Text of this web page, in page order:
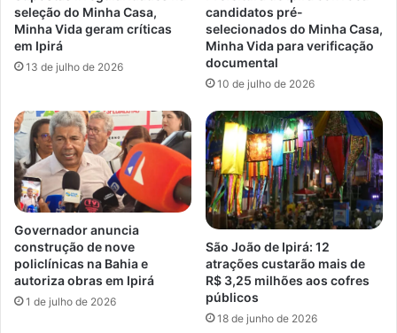
seleção do Minha Casa,
Minha Vida geram críticas
em Ipirá
13 de julho de 2026
candidatos pré-
selecionados do Minha Casa,
Minha Vida para verificação
documental
10 de julho de 2026
Governador anuncia
construção de nove
policlínicas na Bahia e
autoriza obras em Ipirá
1 de julho de 2026
São João de Ipirá: 12
atrações custarão mais de
R$ 3,25 milhões aos cofres
públicos
18 de junho de 2026